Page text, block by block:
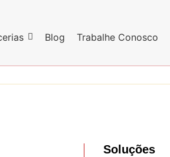
Blog Trabalhe Conosco
Soluções